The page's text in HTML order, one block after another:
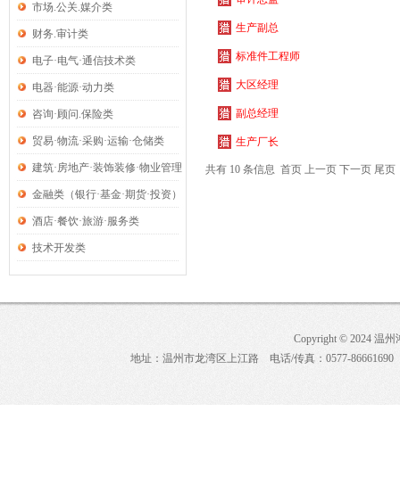
市场.公关.媒介类
财务.审计类
电子·电气·通信技术类
电器·能源·动力类
咨询·顾问.保险类
贸易·物流·采购·运输·仓储类
建筑·房地产·装饰装修·物业管理
类 金融类（银行·基金·期货·投资）
酒店·餐饮·旅游·服务类
技术开发类
生产副总
标准件工程师
大区经理
副总经理
生产厂长
共有 10 条信息 首页 上一页 下一页 尾页
Copyright © 2024 温州
地址：温州市龙湾区上江路 电话/传真：0577-